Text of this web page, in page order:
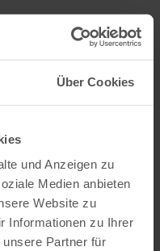
Über Cookies
und Anzeigen zu
Medien anbieten
Website zu
Informationen zu Ihrer
Partner für
au contenu principal
à la recherche
à la navigation
au pied de page
RECHERCHE MENU
a été publiée
la plateforme
du contenu.